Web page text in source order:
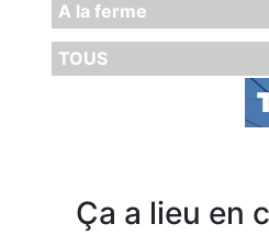
A la ferme
TOUS
Ça a lieu en